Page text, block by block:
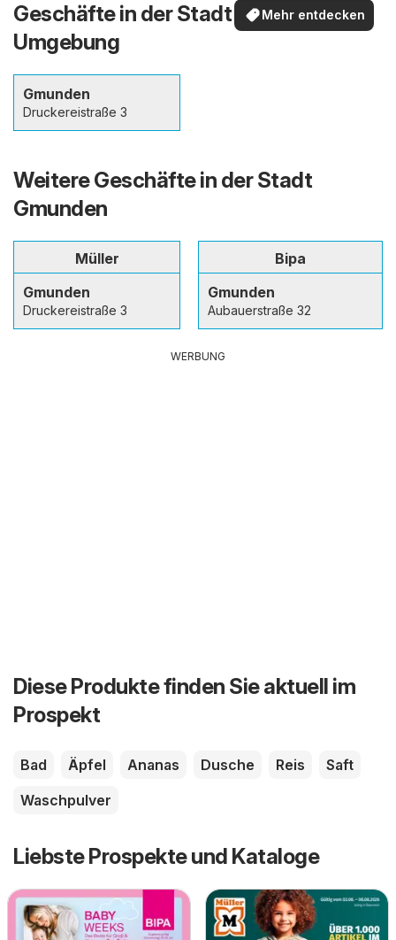
Mehr entdecken
Geschäfte in der Stadt und in der
Umgebung
Gmunden
Druckereistraße 3
Weitere Geschäfte in der Stadt
Gmunden
Müller
Gmunden
Druckereistraße 3
Bipa
Gmunden
Aubauerstraße 32
WERBUNG
Diese Produkte finden Sie aktuell im
Prospekt
Bad Äpfel Ananas Dusche Reis
Saft
Waschpulver
Liebste Prospekte und Kataloge